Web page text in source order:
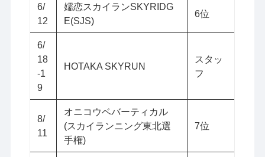
6/
12
嬬恋スカイランSKYRIDG
E(SJS)
6位
6/
18
-1
9
HOTAKA SKYRUN
スタッ
フ
8/
11
オニコウベバーティカル
(スカイランニング東北選
手権)
7位